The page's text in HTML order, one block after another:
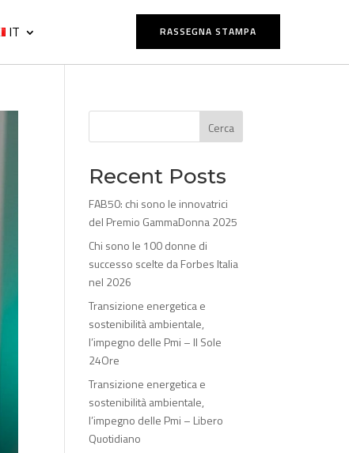
IT RASSEGNA STAMPA
Cerca
Recent Posts
FAB50: chi sono le innovatrici
del Premio GammaDonna 2025
Chi sono le 100 donne di
successo scelte da Forbes Italia
nel 2026
Transizione energetica e
sostenibilità ambientale,
l’impegno delle Pmi – Il Sole
24Ore
Transizione energetica e
sostenibilità ambientale,
l’impegno delle Pmi – Libero
Quotidiano